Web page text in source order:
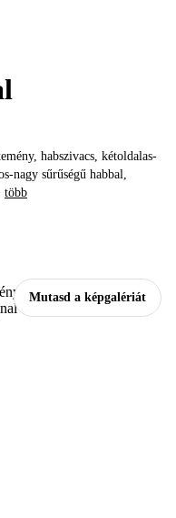
Mutasd a képgalériát
habszivacs, kétoldalas-
nagy sűrűségű habbal,
több